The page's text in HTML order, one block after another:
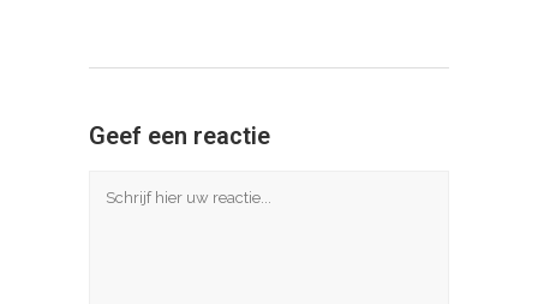
Geef een reactie